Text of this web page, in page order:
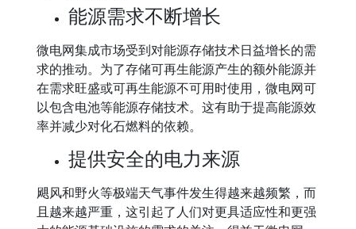
能源需求不断增长
微电网集成市场受到对能源存储技术日益增长的需
求的推动。为了存储可再生能源产生的额外能源并
在需求旺盛或可再生能源不可用时使用，微电网可
以包含电池等能源存储技术。这有助于提高能源效
率并减少对化石燃料的依赖。
提供安全的电力来源
飓风和野火等极端天气事件发生得越来越频繁，而
且越来越严重，这引起了人们对更具适应性和更强